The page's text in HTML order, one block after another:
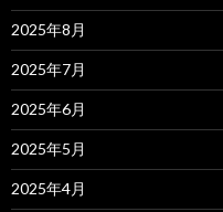
2025年8月
2025年7月
2025年6月
2025年5月
2025年4月